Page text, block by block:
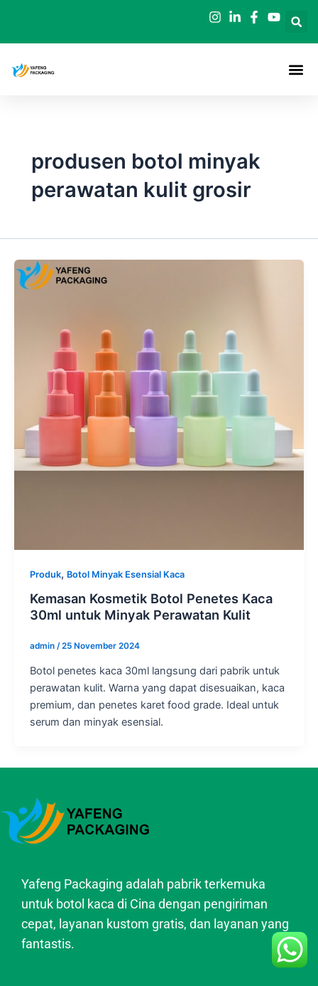
konten
produsen botol minyak
perawatan kulit grosir
Produk, Botol Minyak Esensial Kaca
Kemasan Kosmetik Botol Penetes Kaca
30ml untuk Minyak Perawatan Kulit
admin /25 November 2024
Botol penetes kaca 30ml langsung dari pabrik untuk
perawatan kulit. Warna yang dapat disesuaikan, kaca
premium, dan penetes karet food grade. Ideal untuk
serum dan minyak esensial.
Yafeng Packaging adalah pabrik terkemuka
untuk botol kaca di Cina dengan pengiriman
cepat, layanan kustom gratis, dan layanan yang
fantastis.